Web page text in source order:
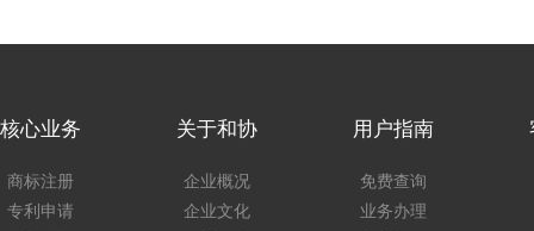
核心业务
商标注册
专利申请
关于和协
企业概况
企业文化
用户指南
免费查询
业务办理